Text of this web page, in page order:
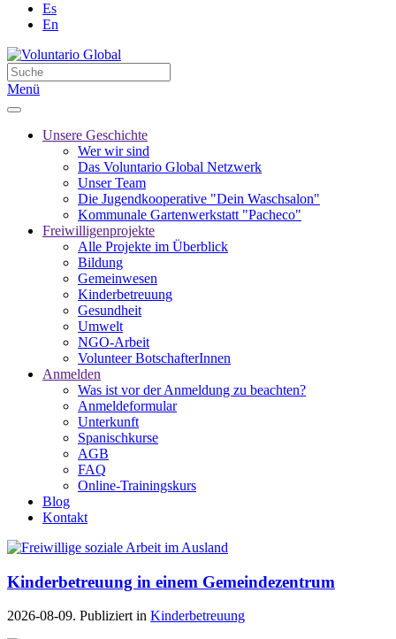
Es
En
Menü
Unsere Geschichte
Wer wir sind
Das Voluntario Global Netzwerk
Unser Team
Die Jugendkooperative "Dein Waschsalon"
Kommunale Gartenwerkstatt "Pacheco"
Freiwilligenprojekte
Alle Projekte im Überblick
Bildung
Gemeinwesen
Kinderbetreuung
Gesundheit
Umwelt
NGO-Arbeit
Volunteer BotschafterInnen
Anmelden
Was ist vor der Anmeldung zu beachten?
Anmeldeformular
Unterkunft
Spanischkurse
AGB
FAQ
Online-Trainingskurs
Blog
Kontakt
Kinderbetreuung in einem Gemeindezentrum
2026-08-09. Publiziert in Kinderbetreuung